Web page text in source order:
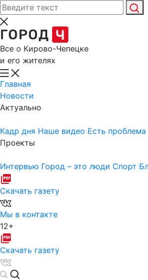
Все о Кирово-Чепецке
и его жителях
Главная
Новости
Актуально
Кадр дня Наше видео Есть проблема
Проекты
Интервью Город – это люди Спорт
Скачать газету
Мы в контакте
12+
Скачать газету